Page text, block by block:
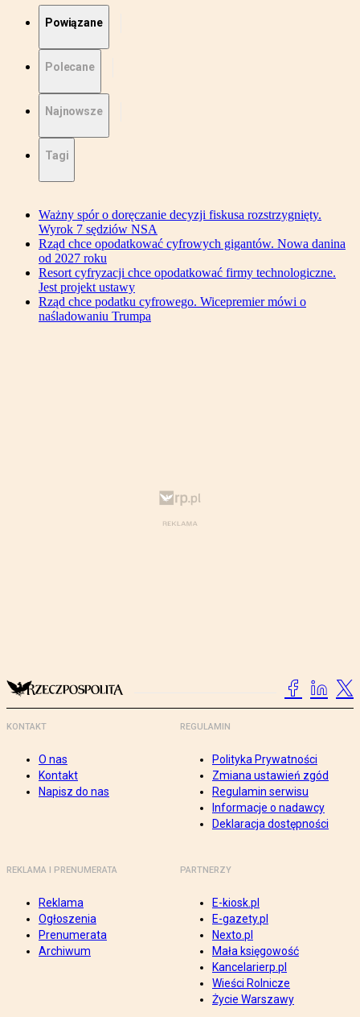
Powiązane
Polecane
Najnowsze
Tagi
Ważny spór o doręczanie decyzji fiskusa rozstrzygnięty.
Wyrok 7 sędziów NSA
Rząd chce opodatkować cyfrowych gigantów. Nowa danina
od 2027 roku
Resort cyfryzacji chce opodatkować firmy technologiczne.
Jest projekt ustawy
Rząd chce podatku cyfrowego. Wicepremier mówi o
naśladowaniu Trumpa
KONTAKT
O nas
Kontakt
Napisz do nas
REGULAMIN
Polityka Prywatności
Zmiana ustawień zgód
Regulamin serwisu
Informacje o nadawcy
Deklaracja dostępności
REKLAMA I PRENUMERATA
Reklama
Ogłoszenia
Prenumerata
Archiwum
PARTNERZY
E-kiosk.pl
E-gazety.pl
Nexto.pl
Mała księgowość
Kancelarierp.pl
Wieści Rolnicze
Życie Warszawy